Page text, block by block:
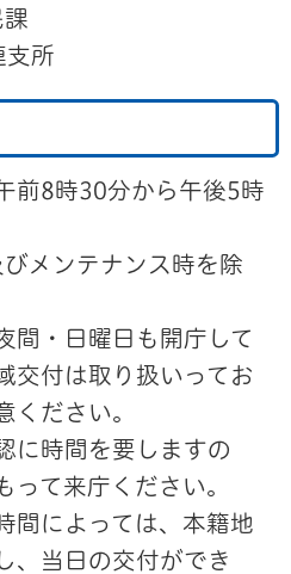
所
前8時30分から午後5時
メンテナンス時を除
・日曜日も開庁して
交付は取り扱いってお
ください。
に時間を要しますの
って来庁ください。
間によっては、本籍地
、当日の交付ができ